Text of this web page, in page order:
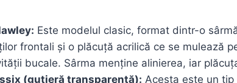
Este modelul clasic, format dintr-o
frontali și o plăcuță acrilică ce se mulează
bucale. Sârma menține alinierea, iar
(gutieră transparentă): Acesta este un